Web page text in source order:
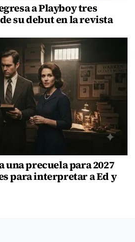
a Playboy tres
su debut en la revista
precuela para 2027
para interpretar a Ed y